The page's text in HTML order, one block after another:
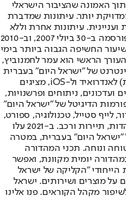
האמונה שהציבור הישראלי
יותר. עיתונות שמדברת
ועניינית. עיתונות אחרת וללא
תשלום. המהדורה המודפסת הראשונה פורסמה ב-30 ביולי 2007, וב-2010
החשיפה הגבוה ביותר בימי
הראשי הוא עמר לחמנוביץ,
של "ישראל היום" בעברית
ובאנגלית, כמו כן היישומונים (אפליקציות) לאנדרואיד ול-iOS, מציגים
ועדכונים, ניתוחים ופרשנויות,
הדיגיטל של "ישראל היום"
לייף סטייל, טכנולוגיה, ספורט,
כלכלה וצרכנות, בריאות, חיילים, אוכל, יהדות, תיירות ורכב. ב-2021 עלו
"ישראל היום" בעברית, במטרה
ונוחה. תכני המהדורה
יומית מקוונת, ואפשר
הייחודי "הקליקה של ישראל
על מוצרים ושירותים. ישראל
מקהל הקוראים. פנו אלינו